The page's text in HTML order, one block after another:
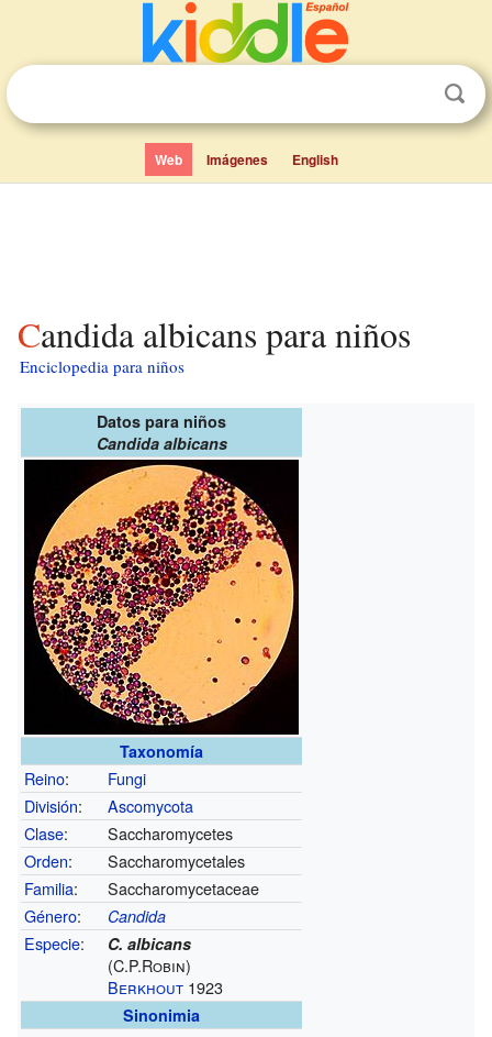
Web Imágenes English
Candida albicans para niños
Enciclopedia para niños
Datos para niños
Candida albicans
Taxonomía
Reino:
Fungi
División:
Ascomycota
Clase:
Saccharomycetes
Orden:
Saccharomycetales
Familia:
Saccharomycetaceae
Género: Candida
Especie: C. albicans
(C.P.Robin)
Berkhout 1923
Sinonimia